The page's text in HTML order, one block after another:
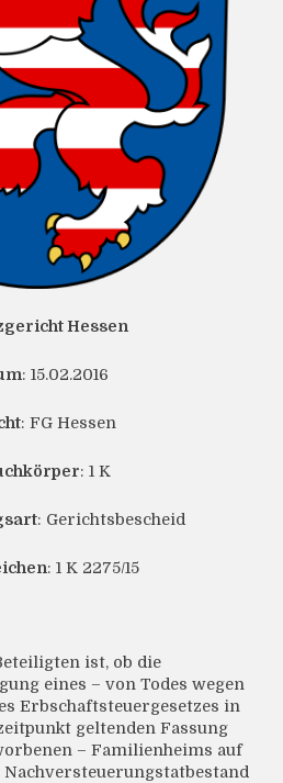
Hessen
: 15.02.2016
: FG Hessen
: 1 K
: Gerichtsbescheid
: 1 K 2275/15
ist, ob die
eines – von Todes wegen
Erbschaftsteuergesetzes in
geltenden Fassung
– Familienheims auf